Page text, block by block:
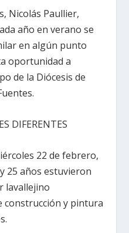
Nicolás Paullier,
año en verano se
en algún punto
oportunidad a
de la Diócesis de
DIFERENTES
22 de febrero,
25 años estuvieron
lavallejino
construcción y pintura